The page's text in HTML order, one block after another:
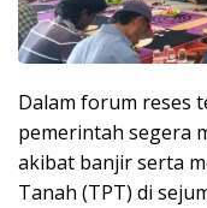
Dalam forum reses
pemerintah segera
akibat banjir serta
Tanah (TPT) di